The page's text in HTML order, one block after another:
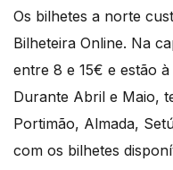
Os bilhetes a norte
Bilheteira Online. Na
entre 8 e 15€ e estão
Durante Abril e Maio,
Portimão, Almada,
com os bilhetes